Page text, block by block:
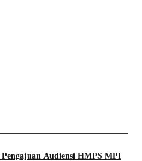
Pengajuan Audiensi HMPS MPI